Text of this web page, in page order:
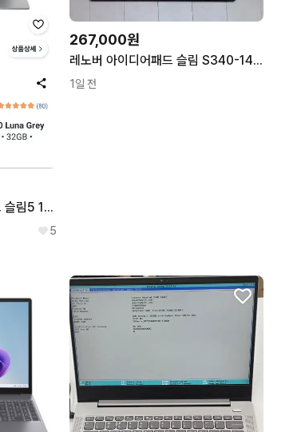
레노버 2025 아이디어패드 슬림5 16인치 / 라이젠 AI 350, 32gb, 1tb 2880x1800
5
267,000원
레노버 아이디어패드 슬림 S340-14API
1일 전